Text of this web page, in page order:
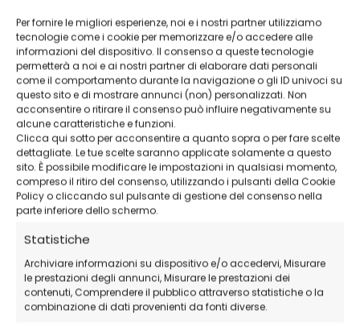
Per fornire le migliori esperienze, noi e i nostri partner utilizziamo
tecnologie come i cookie per memorizzare e/o accedere alle
informazioni del dispositivo. Il consenso a queste tecnologie
permetterà a noi e ai nostri partner di elaborare dati personali
come il comportamento durante la navigazione o gli ID univoci su
questo sito e di mostrare annunci (non) personalizzati. Non
acconsentire o ritirare il consenso può influire negativamente su
alcune caratteristiche e funzioni.
Clicca qui sotto per acconsentire a quanto sopra o per fare scelte
dettagliate. Le tue scelte saranno applicate solamente a questo
sito. È possibile modificare le impostazioni in qualsiasi momento,
compreso il ritiro del consenso, utilizzando i pulsanti della Cookie
Policy o cliccando sul pulsante di gestione del consenso nella
parte inferiore dello schermo.
Statistiche
Archiviare informazioni su dispositivo e/o accedervi, Misurare
le prestazioni degli annunci, Misurare le prestazioni dei
contenuti, Comprendere il pubblico attraverso statistiche o la
combinazione di dati provenienti da fonti diverse.
Kaspersky Plus
32,37€- 93,37€
Seleziona la
Kaspersky VPN Secure
Connection
29,41€